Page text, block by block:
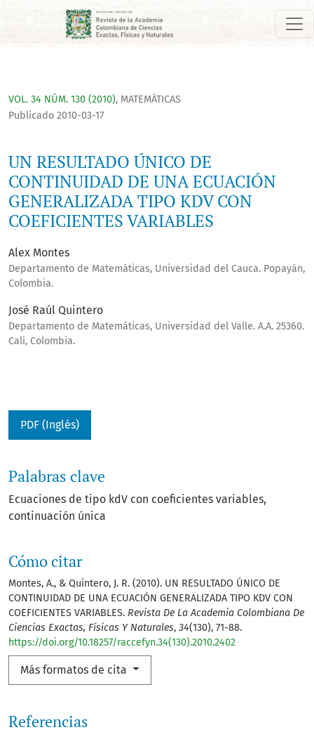
UN RESULTADO ÚNICO DE CONTINUIDAD DE UNA ECUACIÓN
VOL. 34 NÚM. 130 (2010), MATEMÁTICAS
UN RESULTADO ÚNICO DE
CONTINUIDAD DE UNA ECUACIÓN
GENERALIZADA TIPO KDV CON
COEFICIENTES VARIABLES
Publicado 2010-03-17
Alex Montes
Departamento de Matemáticas, Universidad del Cauca. Popayán,
Colombia.
José Raúl Quintero
Departamento de Matemáticas, Universidad del Valle. A.A. 25360.
Cali, Colombia.
PDF (Inglés)
Palabras clave
Ecuaciones de tipo kdV con coeficientes variables
continuación única
Cómo citar
Montes, A., & Quintero, J. R. (2010). UN RESULTADO ÚNICO DE
CONTINUIDAD DE UNA ECUACIÓN GENERALIZADA TIPO KDV CON
COEFICIENTES VARIABLES. Revista De La Academia Colombiana De
Ciencias Exactas, Físicas Y Naturales, 34(130), 71-88.
https://doi.org/10.18257/raccefyn.34(130).2010.2402
Más formatos de cita
Referencias